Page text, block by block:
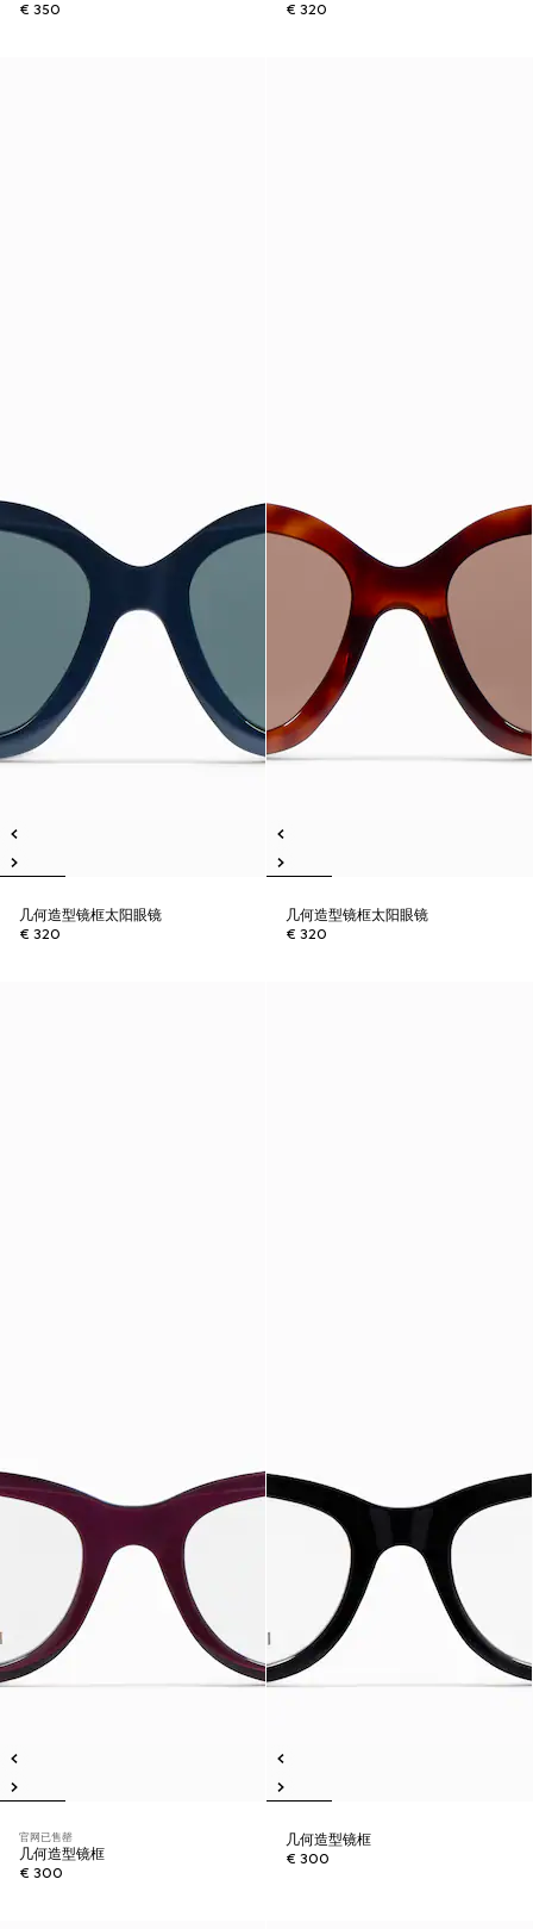
€ 350
€ 320
几何造型镜框太阳眼镜
€ 320
几何造型镜框太阳眼镜
€ 320
官网已售罄
几何造型镜框
€ 300
几何造型镜框
€ 300